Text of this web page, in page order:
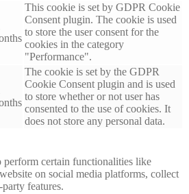
This cookie is set by GDPR Cookie
Consent plugin. The cookie is used
to store the user consent for the
cookies in the category
"Performance".
The cookie is set by the GDPR
Cookie Consent plugin and is used
to store whether or not user has
consented to the use of cookies. It
does not store any personal data.
perform certain functionalities like
on social media platforms, collect
features.